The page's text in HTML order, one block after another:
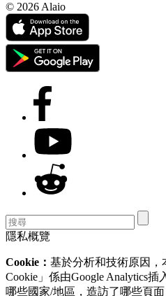
© 2026 Alaio
隱私概覽
Cookie： 基於分析和技術原因，
Cookie」係由Google Analytics
哪些國家/地區，造訪了哪些頁